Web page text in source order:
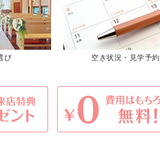
び 空き状況・見学予約